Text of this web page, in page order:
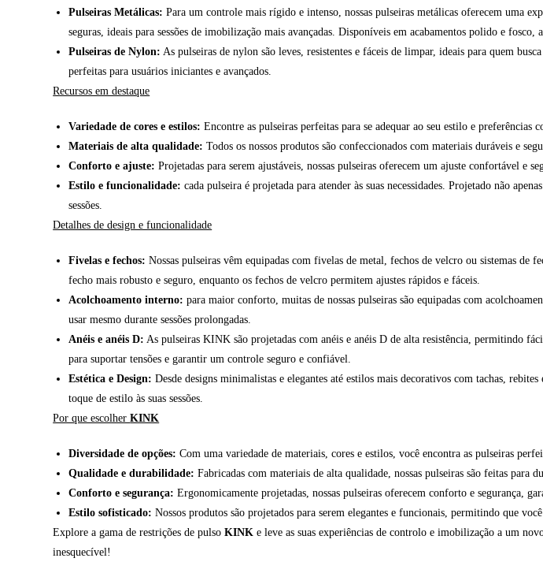
Pulseiras Metálicas: Para um controle mais rígido e intenso, nossas pulseiras metálicas oferecem uma
seguras, ideais para sessões de imobilização mais avançadas. Disponíveis em acabamentos polido e
Pulseiras de Nylon: As pulseiras de nylon são leves, resistentes e fáceis de limpar, ideais para quem
perfeitas para usuários iniciantes e avançados.
Recursos em destaque
Variedade de cores e estilos: Encontre as pulseiras perfeitas para se adequar ao seu estilo e preferências
Materiais de alta qualidade: Todos os nossos produtos são confeccionados com materiais duráveis e
Conforto e ajuste: Projetadas para serem ajustáveis, nossas pulseiras oferecem um ajuste confortável e
Estilo e funcionalidade: cada pulseira é projetada para atender às suas necessidades. Projetado não
sessões.
Detalhes de design e funcionalidade
Fivelas e fechos: Nossas pulseiras vêm equipadas com fivelas de metal, fechos de velcro ou sistemas
fecho mais robusto e seguro, enquanto os fechos de velcro permitem ajustes rápidos e fáceis.
Acolchoamento interno: para maior conforto, muitas de nossas pulseiras são equipadas com
usar mesmo durante sessões prolongadas.
Anéis e anéis D: As pulseiras KINK são projetadas com anéis e anéis D de alta resistência, permitindo
para suportar tensões e garantir um controle seguro e confiável.
Estética e Design: Desde designs minimalistas e elegantes até estilos mais decorativos com tachas,
toque de estilo às suas sessões.
Por que escolherKINK
Diversidade de opções: Com uma variedade de materiais, cores e estilos, você encontra as pulseiras
Qualidade e durabilidade: Fabricadas com materiais de alta qualidade, nossas pulseiras são feitas para
Conforto e segurança: Ergonomicamente projetadas, nossas pulseiras oferecem conforto e segurança,
Estilo sofisticado: Nossos produtos são projetados para serem elegantes e funcionais, permitindo que
Explore a gama de restrições de pulsoKINK e leve as suas experiências de controlo e imobilização a um
inesquecível!